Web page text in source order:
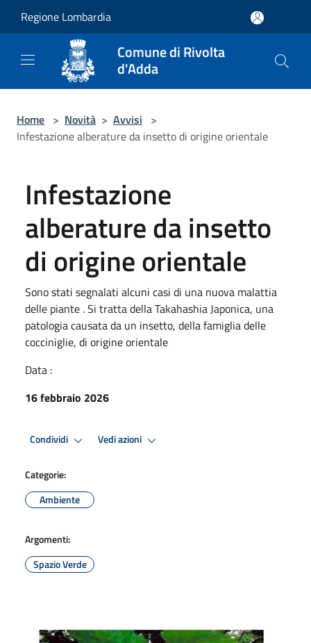
Regione Lombardia
Comune di Rivolta
d'Adda
Home > Novità > Avvisi >
Infestazione alberature da insetto di origine orientale
Infestazione
alberature da insetto
di origine orientale
Sono stati segnalati alcuni casi di una nuova malattia
delle piante . Si tratta della Takahashia Japonica, una
patologia causata da un insetto, della famiglia delle
cocciniglie, di origine orientale
Data :
16 febbraio 2026
Condividi Vedi azioni
Categorie:
Ambiente
Argomenti:
Spazio Verde